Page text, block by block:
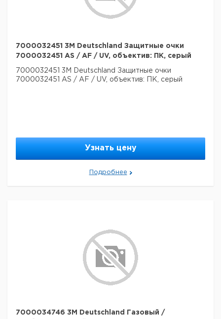
7000032451 3M Deutschland Защитные очки
7000032451 AS / AF / UV, объектив: ПК, серый
7000032451 3M Deutschland Защитные очки
7000032451 AS / AF / UV, объектив: ПК, серый
Узнать цену
Подробнее
7000034746 3M Deutschland Газовый /